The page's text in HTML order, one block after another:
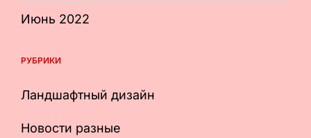
Июнь 2022
РУБРИКИ
Ландшафтный дизайн
Новости разные